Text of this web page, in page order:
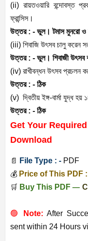
(ii) রায়তওয়ারি বন্দোবস্ত
ফ্রান্সিস।
উত্তর : - ভুল। টমাস মুনরো ও
(iii) শিবাজি উৎসব চালু করেন
উত্তর : - ভুল। শিবাজী উৎসব
(iv) রাখীবন্ধন উৎসব প্রচলন
উত্তর : - ঠিক
(v) দ্বিতীয় ইঙ্গ-বার্মা যুদ্ধ হয়
উত্তর : - ঠিক
Get Your
Download
📄 File Type : - PDF
💰 Price of This PDF
🛒 Buy This PDF —
🟢 Note: After
sent within 24 Hours